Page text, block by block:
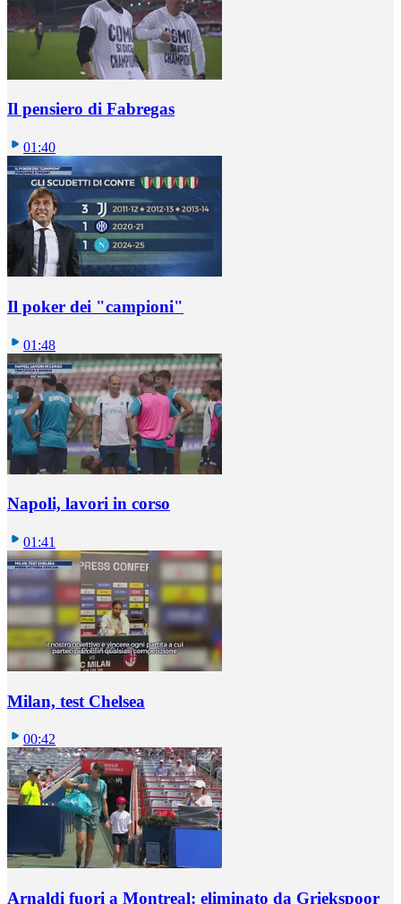
Il pensiero di Fabregas
01:40
Il poker dei "campioni"
01:48
Napoli, lavori in corso
01:41
Milan, test Chelsea
00:42
Arnaldi fuori a Montreal: eliminato da Griekspoor